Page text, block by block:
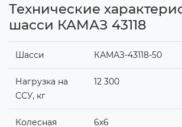
Технические
шасси КАМАЗ 43118
Шасси КАМАЗ-43118-50
Нагрузка на
ССУ, кг
12 300
Колесная 6х6